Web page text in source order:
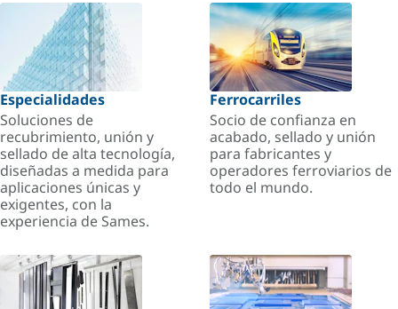
Especialidades
Soluciones de
recubrimiento, unión y
sellado de alta tecnología,
diseñadas a medida para
aplicaciones únicas y
exigentes, con la
experiencia de Sames.
Ferrocarriles
Socio de confianza en
acabado, sellado y unión
para fabricantes y
operadores ferroviarios de
todo el mundo.